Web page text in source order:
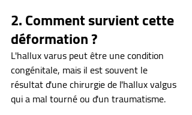
2. Comment survient cette
déformation ?
L'hallux varus peut être une condition
congénitale, mais il est souvent le
résultat d'une chirurgie de l'hallux valgus
qui a mal tourné ou d'un traumatisme.